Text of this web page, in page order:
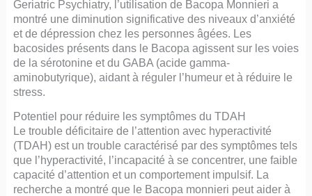
Geriatric Psychiatry, l’utilisation de Bacopa Monnieri a
montré une diminution significative des niveaux d’anxiété
et de dépression chez les personnes âgées. Les
bacosides présents dans le Bacopa agissent sur les voies
de la sérotonine et du GABA (acide gamma-
aminobutyrique), aidant à réguler l’humeur et à réduire le
stress.
Potentiel pour réduire les symptômes du TDAH
Le trouble déficitaire de l’attention avec hyperactivité
(TDAH) est un trouble caractérisé par des symptômes tels
que l’hyperactivité, l’incapacité à se concentrer, une faible
capacité d’attention et un comportement impulsif. La
recherche a montré que le Bacopa monnieri peut aider à